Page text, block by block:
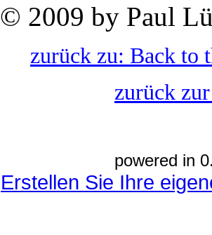
© 2009 by Paul
zurück zu: Back to
zurück
powered in
Erstellen Sie Ihre